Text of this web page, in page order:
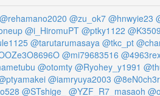
@rehamano2020 @zu_ok7 @hnwyie23
@i_HiromuPT @ptky1122
@tarutarumasaya @tkc_pt
@mi79683516
@otomty @Ryohey_y1991
@iamryuya2003
@STshige_ @YZF_R7_masaoh